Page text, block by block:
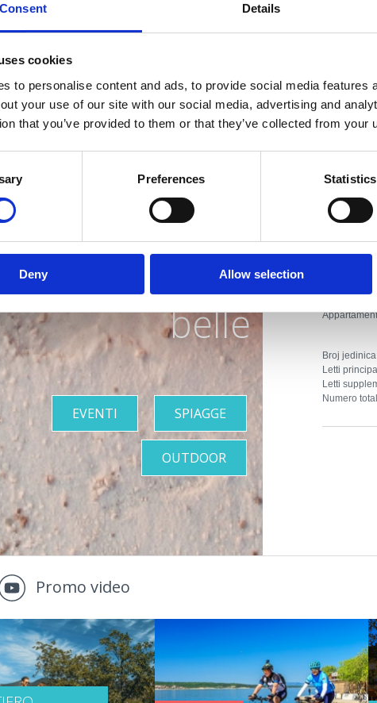
Consent Details
cookies
to personalise content and ads, to provide social media features
your use of our site with our social media, advertising and
that you’ve provided to them or that they’ve collected from your
Preferences Statistics
Deny Allow selection
Tipo di
Broj
Letti
Letti
Numero
Riviera con le
spiagge più
belle
SPIAGGE
EVENTI
OUTDOOR
Promo video